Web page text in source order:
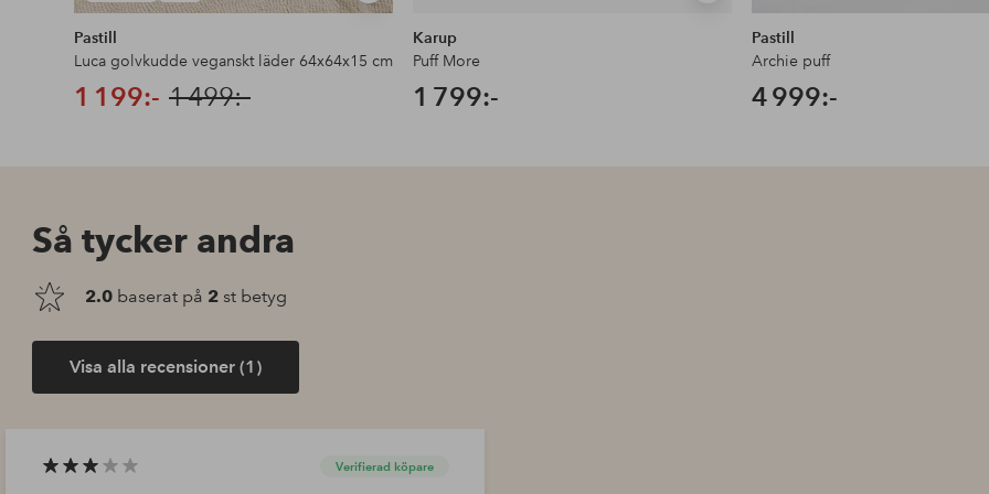
liknande
Pastill
Luca golvkudde veganskt läder 64x64x15 cm
1 199:- 1 499:-
Karup
Puff More
1 799:-
Pastill
Archie puff
4 999:-
Så tycker andra
2.0 baserat på 2 st betyg
Visa alla recensioner (1)
Verifierad köpare